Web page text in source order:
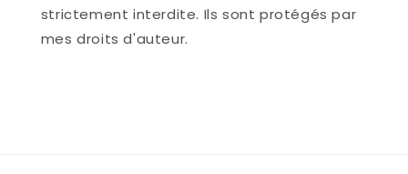
strictement interdite. Ils sont protégés par
mes droits d'auteur.